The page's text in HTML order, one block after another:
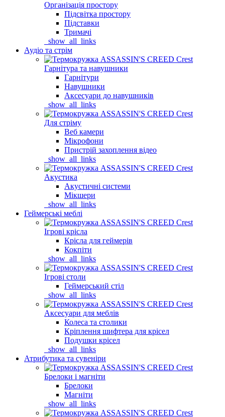
Організація простору
Підсвітка простору
Підставки
Тримачі
_show_all_links
Аудіо та стрім
Гарнітура та навушники
Гарнітури
Навушники
Аксесуари до навушників
_show_all_links
Для стріму
Веб камери
Мікрофони
Пристрій захоплення відео
_show_all_links
Акустика
Акустичні системи
Мікшери
_show_all_links
Геймерські меблі
Ігрові крісла
Крісла для геймерів
Кокпіти
_show_all_links
Ігрові столи
Геймерський стіл
_show_all_links
Аксесуари для меблів
Колеса та столики
Кріплення шифтера для крісел
Подушки крісел
_show_all_links
Атрибутика та сувеніри
Брелоки і магніти
Брелоки
Магніти
_show_all_links